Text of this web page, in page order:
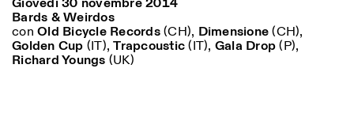
Giovedì 30 novembre2014
Bards & Weirdos
con Old Bicycle Records(CH), Dimensione(CH),
Golden Cup (IT),Trapcoustic(IT), Gala Drop(P),
Richard Youngs (UK)